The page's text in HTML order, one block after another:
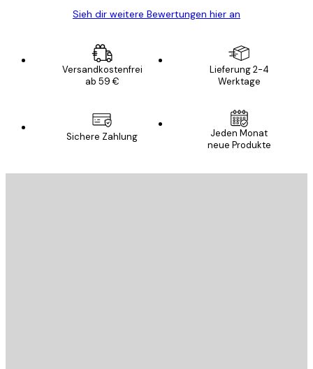
Sieh dir weitere Bewertungen hier an
Versandkostenfrei
ab 59 €
Lieferung 2-4
Werktage
Sichere Zahlung
Jeden Monat
neue Produkte